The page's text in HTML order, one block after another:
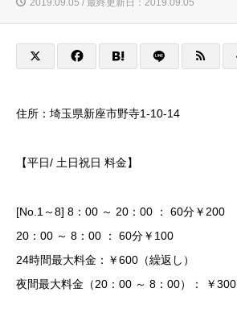
2019.09.05 / 最終更新日：2019.09.05
住所：埼玉県新座市野寺1-10-14
【平日/ 土日祝日 料金】
[No.1～8] 8：00 ～ 20：00 ： 60分￥200
20：00 ～ 8：00 ： 60分￥100
24時間最大料金：￥600（繰返し）
夜間最大料金（20：00 ～ 8：00）： ￥300